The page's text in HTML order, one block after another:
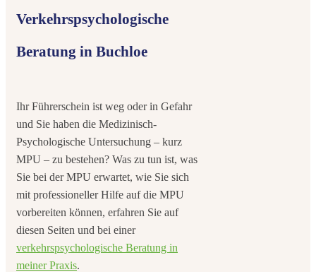
Verkehrspsychologische
Beratung in Buchloe
Ihr Führerschein ist weg oder in Gefahr
und Sie haben die Medizinisch-
Psychologische Untersuchung – kurz
MPU – zu bestehen? Was zu tun ist, was
Sie bei der MPU erwartet, wie Sie sich
mit professioneller Hilfe auf die MPU
vorbereiten können, erfahren Sie auf
diesen Seiten und bei einer
verkehrspsychologische Beratung in
meiner Praxis.